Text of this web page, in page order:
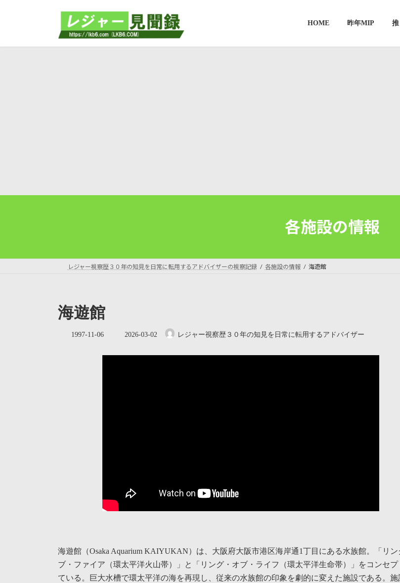
HOME 昨年MIP
各施設の情報
レジャー視察歴３０年の知見を日常に転用するアドバイザーの視察記録 各施設の情報 海遊館
海遊館
1997-11-06
最
新
2026-03-02 レジャー視察歴３０年の知見を日常に転用するアドバイザー
海遊館（Osaka Aquarium KAIYUKAN）は、大阪府大阪市港区海岸通1丁目にある水族館。「リン
ブ・ファイア（環太平洋火山帯）」と「リング・オブ・ライフ（環太平洋生命帯）」をコンセプ
ている。巨大水槽で環太平洋の海を再現し、従来の水族館の印象を劇的に変えた施設である。施